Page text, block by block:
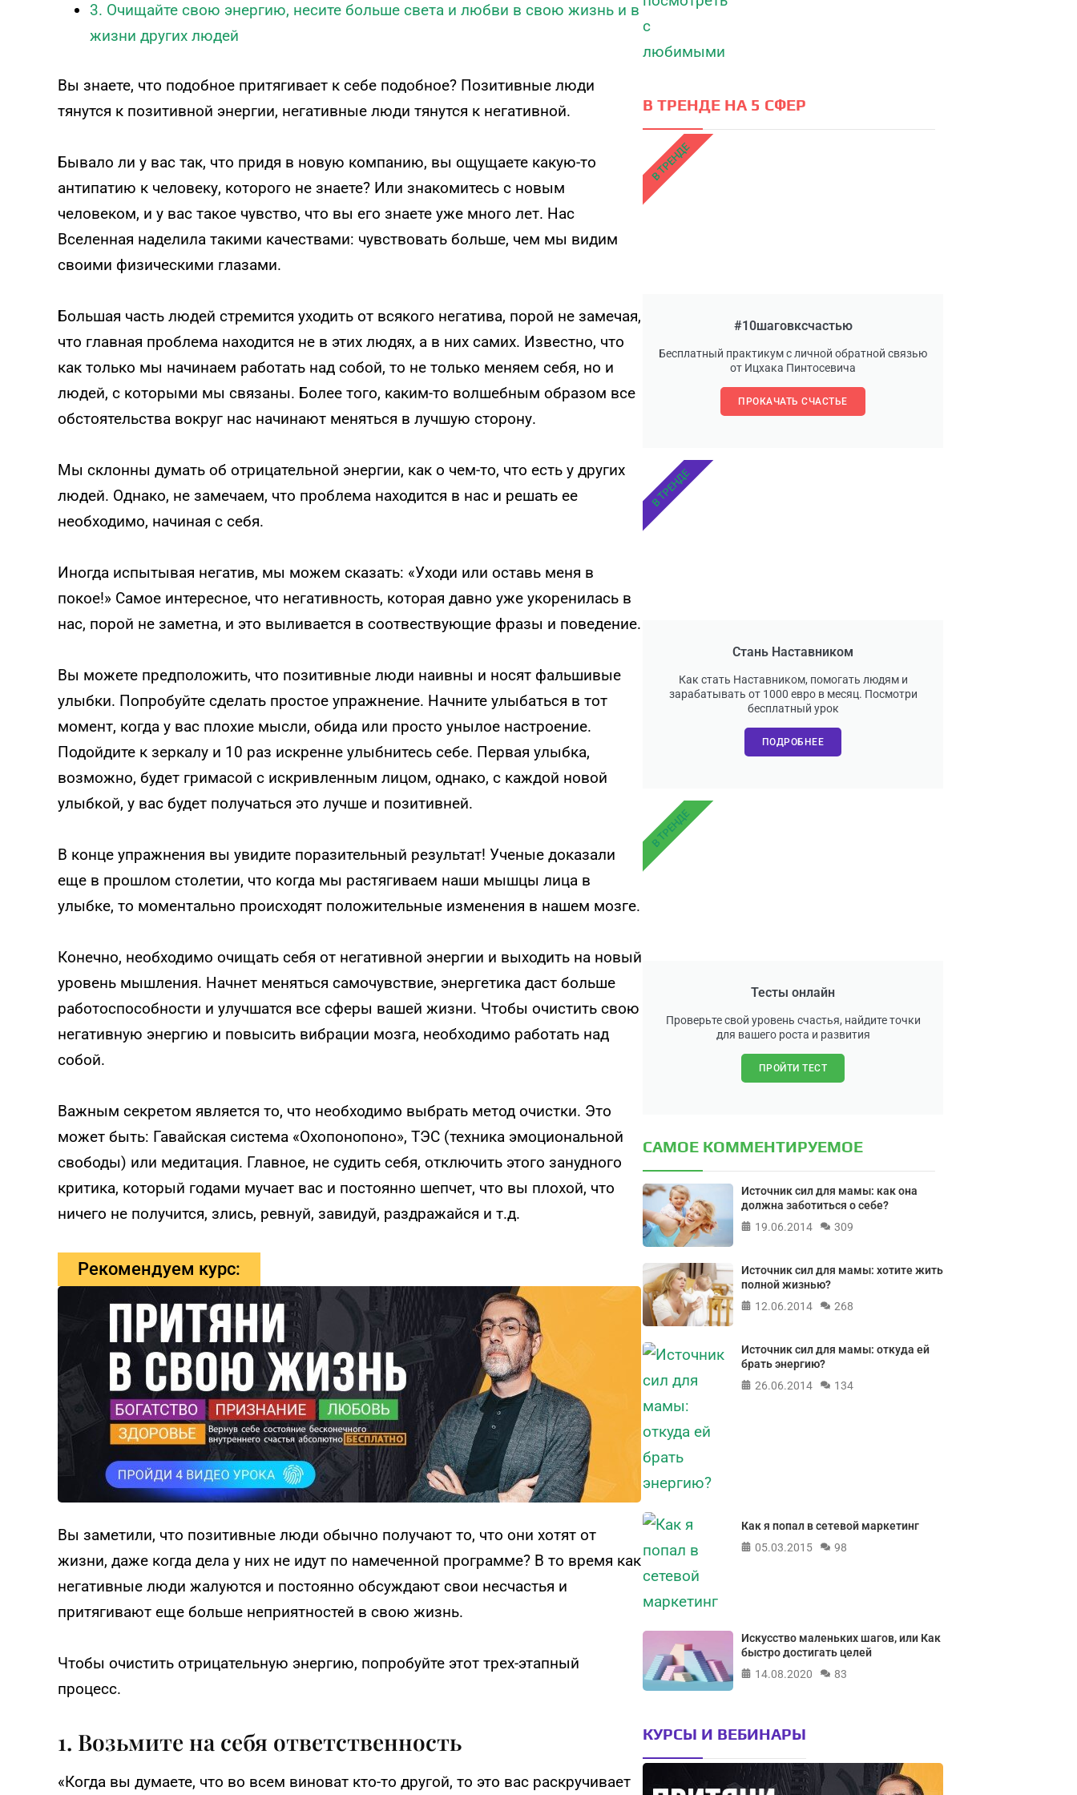
3. Очищайте свою энергию, несите больше света и любви в свою жизнь и в
жизни других людей
Вы знаете, что подобное притягивает к себе подобное? Позитивные люди
тянутся к позитивной энергии, негативные люди тянутся к негативной.
Бывало ли у вас так, что придя в новую компанию, вы ощущаете какую-то
антипатию к человеку, которого не знаете? Или знакомитесь с новым
человеком, и у вас такое чувство, что вы его знаете уже много лет. Нас
Вселенная наделила такими качествами: чувствовать больше, чем мы видим
своими физическими глазами.
Большая часть людей стремится уходить от всякого негатива, порой не замечая,
что главная проблема находится не в этих людях, а в них самих. Известно, что
как только мы начинаем работать над собой, то не только меняем себя, но и
людей, с которыми мы связаны. Более того, каким-то волшебным образом все
обстоятельства вокруг нас начинают меняться в лучшую сторону.
Мы склонны думать об отрицательной энергии, как о чем-то, что есть у других
людей. Однако, не замечаем, что проблема находится в нас и решать ее
необходимо, начиная с себя.
Иногда испытывая негатив, мы можем сказать: «Уходи или оставь меня в
покое!» Самое интересное, что негативность, которая давно уже укоренилась в
нас, порой не заметна, и это выливается в соотвествующие фразы и поведение.
Вы можете предположить, что позитивные люди наивны и носят фальшивые
улыбки. Попробуйте сделать простое упражнение. Начните улыбаться в тот
момент, когда у вас плохие мысли, обида или просто унылое настроение.
Подойдите к зеркалу и 10 раз искренне улыбнитесь себе. Первая улыбка,
возможно, будет гримасой с искривленным лицом, однако, с каждой новой
улыбкой, у вас будет получаться это лучше и позитивней.
В конце упражнения вы увидите поразительный результат! Ученые доказали
еще в прошлом столетии, что когда мы растягиваем наши мышцы лица в
улыбке, то моментально происходят положительные изменения в нашем мозге.
Конечно, необходимо очищать себя от негативной энергии и выходить на новый
уровень мышления. Начнет меняться самочувствие, энергетика даст больше
работоспособности и улучшатся все сферы вашей жизни. Чтобы очистить свою
негативную энергию и повысить вибрации мозга, необходимо работать над
собой.
Важным секретом является то, что необходимо выбрать метод очистки. Это
может быть: Гавайская система «Охопонопоно», ТЭС (техника эмоциональной
свободы) или медитация. Главное, не судить себя, отключить этого занудного
критика, который годами мучает вас и постоянно шепчет, что вы плохой, что
ничего не получится, злись, ревнуй, завидуй, раздражайся и т.д.
Рекомендуем курс:
Вы заметили, что позитивные люди обычно получают то, что они хотят от
жизни, даже когда дела у них не идут по намеченной программе? В то время как
негативные люди жалуются и постоянно обсуждают свои несчастья и
притягивают еще больше неприятностей в свою жизнь.
Чтобы очистить отрицательную энергию, попробуйте этот трех-этапный
процесс.
1. Возьмите на себя ответственность
«Когда вы думаете, что во всем виноват кто-то другой, то это вас раскручивает
В ТРЕНДЕ НА 5 СФЕР
#10шаговксчастью
Бесплатный практикум с личной обратной связью
от Ицхака Пинтосевича
ПРОКАЧАТЬ СЧАСТЬЕ
В ТРЕНДЕ
Стань Наставником
Как стать Наставником, помогать людям и
зарабатывать от 1000 евро в месяц. Посмотри
бесплатный урок
ПОДРОБНЕЕ
В ТРЕНДЕ
Тесты онлайн
Проверьте свой уровень счастья, найдите точки
для вашего роста и развития
ПРОЙТИ ТЕСТ
В ТРЕНДЕ
САМОЕ КОММЕНТИРУЕМОЕ
Источник сил для мамы: как она
должна заботиться о себе?
19.06.2014
309
Источник сил для мамы: хотите жить
полной жизнью?
12.06.2014
268
Источник сил для мамы: откуда ей
брать энергию?
26.06.2014
134
Как я попал в сетевой маркетинг
05.03.2015
98
Искусство маленьких шагов, или Как
быстро достигать целей
14.08.2020
83
КУРСЫ И ВЕБИНАРЫ